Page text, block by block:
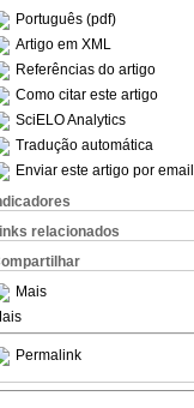
Português (pdf)
Artigo em XML
Referências do artigo
Como citar este artigo
SciELO Analytics
Tradução automática
Enviar este artigo por email
relacionados
Mais
Permalink